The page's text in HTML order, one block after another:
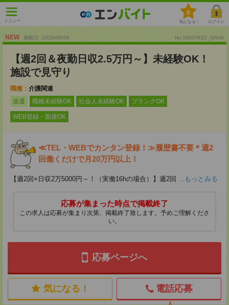
メニュー
0
気になる！ ログイン
NEW 掲載日 :2026/08/06 No.NSGTK22_SRA8
【週2回＆夜勤日収2.5万円～】未経験OK！
施設で見守り
職種： 介護関連
派遣
職種未経験OK 社会人未経験OK ブランクOK
WEB登録・面接OK
≪TEL・WEBでカンタン登録！≫履歴書不要＊週2
回働くだけで月20万円以上！
【週2回×日収2万5000円～！（実働16hの場合）】週2回 ...もっとみる
応募が集まった時点で掲載終了
この求人は応募が集まり次第、掲載終了致します。予めご理解くださ
い。
応募ページへ
気になる！ 電話応募